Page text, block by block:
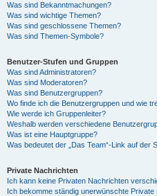
Was sind Bekanntmachungen?
Was sind wichtige Themen?
Was sind geschlossene Themen?
Was sind Themen-Symbole?
Benutzer-Stufen und Gruppen
Was sind Administratoren?
Was sind Moderatoren?
Was sind Benutzergruppen?
Wo finde ich die Benutzergruppen und wie
Wie werde ich Gruppenleiter?
Weshalb werden verschiedene
Was ist eine Hauptgruppe?
Was bedeutet der „Das Team“-Link auf der
Private Nachrichten
Ich kann keine Privaten Nachrichten
Ich bekomme ständig unerwünschte Private